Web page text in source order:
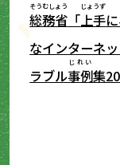
総務省
そうむしょう
「 上手
じょうず
なインターネ
ラブル事例
じれい
集